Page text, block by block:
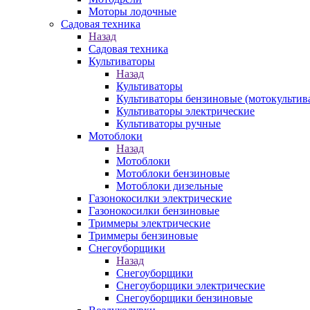
Моторы лодочные
Садовая техника
Назад
Садовая техника
Культиваторы
Назад
Культиваторы
Культиваторы бензиновые
Культиваторы электрические
Культиваторы ручные
Мотоблоки
Назад
Мотоблоки
Мотоблоки бензиновые
Мотоблоки дизельные
Газонокосилки электрические
Газонокосилки бензиновые
Триммеры электрические
Триммеры бензиновые
Снегоуборщики
Назад
Снегоуборщики
Снегоуборщики электрические
Снегоуборщики бензиновые